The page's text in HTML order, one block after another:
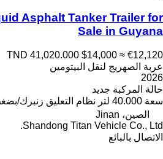
Asphalt Tanker Trailer for
Sale in Guyana
TND 41,020.000 $14,000 ≈ €12,120
عربة الصهريج لنقل البيتومين
2026
حالة المركبة جديد
سعة 40.000 لتر نظام التعليق زنبرك/
الصين، Jinan
Shandong Titan Vehicle Co., Ltd.
الاتصال بالبائع